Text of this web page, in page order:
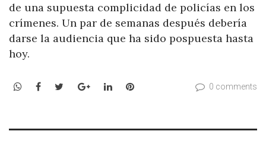
de una supuesta complicidad de policías en los
crímenes. Un par de semanas después debería
darse la audiencia que ha sido pospuesta hasta
hoy.
WhatsApp
Facebook
TwitterGoogle+LinkedInPinterest 0 comments